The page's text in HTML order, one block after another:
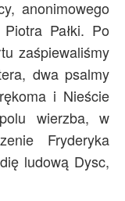
anonimowego
Pałki. Po
zaśpiewaliśmy
dwa psalmy
i Nieście
wierzba, w
Fryderyka
ludową Dysc,